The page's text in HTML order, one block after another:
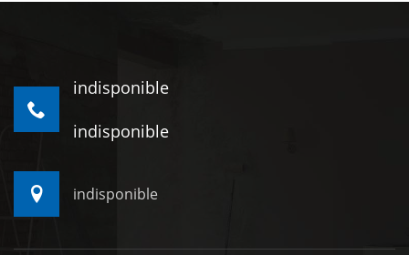
indisponible
indisponible
indisponible